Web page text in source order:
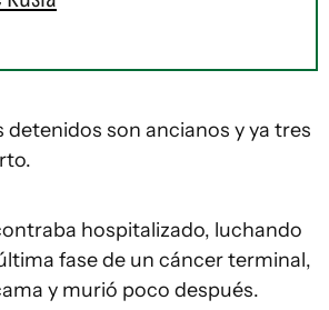
detenidos son ancianos y ya tres
hospitalizado, luchando
fase de un cáncer terminal,
y murió poco después.